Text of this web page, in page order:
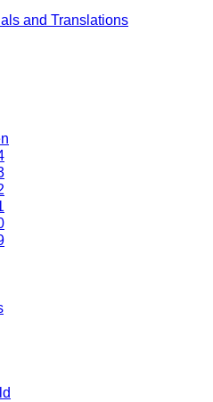
and Translations